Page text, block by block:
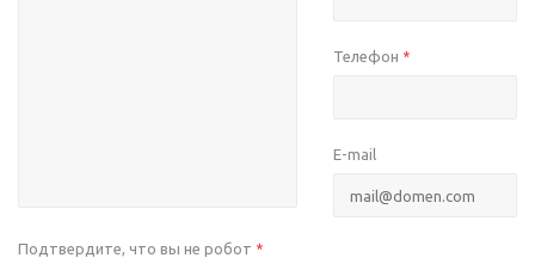
Телефон *
E-mail
Подтвердите, что вы не робот *